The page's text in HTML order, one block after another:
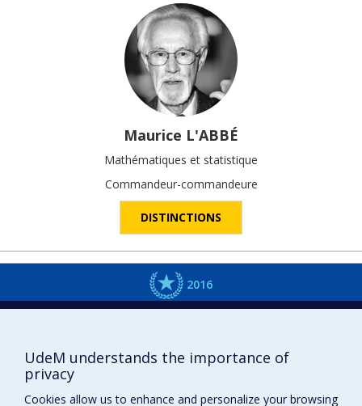
Maurice L'ABBÉ
Mathématiques et statistique
Commandeur-commandeure
DISTINCTIONS
2016
UdeM understands the importance of
privacy
Cookies allow us to enhance and personalize your browsing